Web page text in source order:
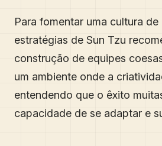
Para fomentar uma cultura
estratégias de Sun Tzu
construção de equipes
um ambiente onde a
entendendo que o êxito
capacidade de se adaptar e